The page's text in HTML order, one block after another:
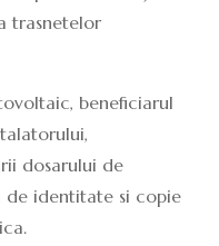
trasnetelor
beneficiarul
dosarului de
de identitate si copie